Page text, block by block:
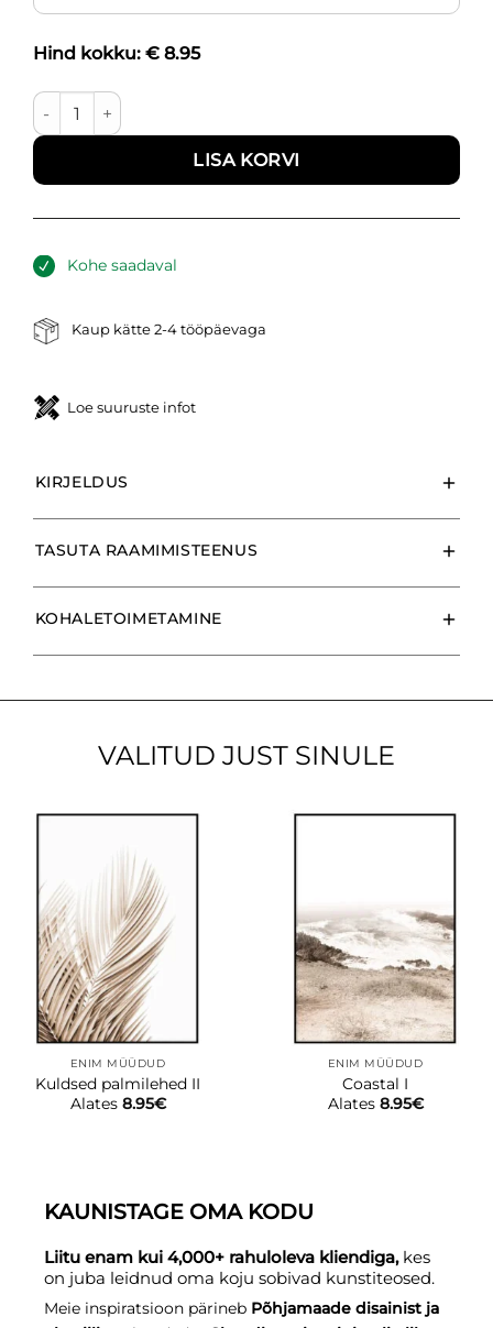
Hind kokku: € 8.95
Põllul III kogus
LISA KORVI
Kohe saadaval
Kaup kätte 2-4 tööpäevaga
Loe suuruste infot
KIRJELDUS
TASUTA RAAMIMISTEENUS
KOHALETOIMETAMINE
VALITUD JUST SINULE
ENIM MÜÜDUD
Kuldsed palmilehed II
Alates 8.95€
ENIM MÜÜDUD
Coastal I
Alates 8.95€
KAUNISTAGE OMA KODU
Liitu enam kui 4,000+ rahuloleva kliendiga, kes
on juba leidnud oma koju sobivad kunstiteosed.
Meie inspiratsioon pärineb Põhjamaade disainist ja